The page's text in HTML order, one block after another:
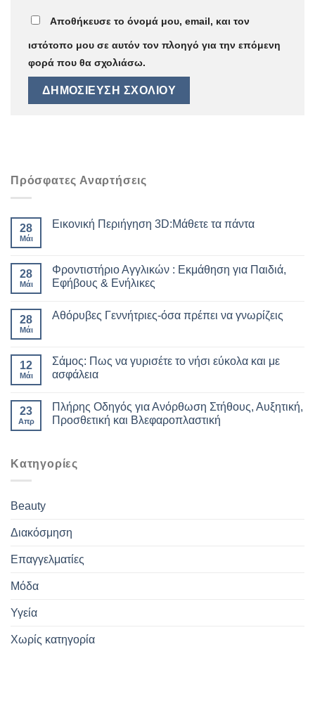
Αποθήκευσε το όνομά μου, email, και τον
ιστότοπο μου σε αυτόν τον πλοηγό για την επόμενη
φορά που θα σχολιάσω.
Πρόσφατες Αναρτήσεις
28
Μάι
Εικονική Περιήγηση 3D:Μάθετε τα πάντα
28
Μάι
Φροντιστήριο Αγγλικών : Εκμάθηση για Παιδιά,
Εφήβους & Ενήλικες
28
Μάι
Αθόρυβες Γεννήτριες-όσα πρέπει να γνωρίζεις
12
Μάι
Σάμος: Πως να γυρισέτε το νήσι εύκολα και με
ασφάλεια
23
Απρ
Πλήρης Οδηγός για Ανόρθωση Στήθους, Αυξητική,
Προσθετική και Βλεφαροπλαστική
Kατηγορίες
Beauty
Διακόσμηση
Επαγγελματίες
Μόδα
Υγεία
Χωρίς κατηγορία